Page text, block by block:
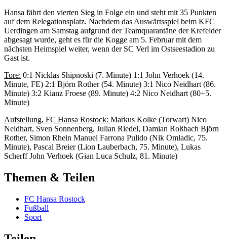
Hansa fährt den vierten Sieg in Folge ein und steht mit 35 Punkten
auf dem Relegationsplatz. Nachdem das Auswärtsspiel beim KFC
Uerdingen am Samstag aufgrund der Teamquarantäne der Krefelder
abgesagt wurde, geht es für die Kogge am 5. Februar mit dem
nächsten Heimspiel weiter, wenn der SC Verl im Ostseestadion zu
Gast ist.
Tore: 0:1 Nicklas Shipnoski (7. Minute) 1:1 John Verhoek (14.
Minute, FE) 2:1 Björn Rother (54. Minute) 3:1 Nico Neidhart (86.
Minute) 3:2 Kianz Froese (89. Minute) 4:2 Nico Neidhart (80+5.
Minute)
Aufstellung, FC Hansa Rostock: Markus Kolke (Torwart) Nico
Neidhart, Sven Sonnenberg, Julian Riedel, Damian Roßbach Björn
Rother, Simon Rhein Manuel Farrona Pulido (Nik Omladic, 75.
Minute), Pascal Breier (Lion Lauberbach, 75. Minute), Lukas
Scherff John Verhoek (Gian Luca Schulz, 81. Minute)
Themen & Teilen
FC Hansa Rostock
Fußball
Sport